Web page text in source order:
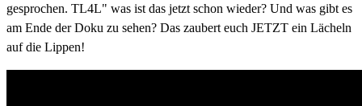
gesprochen. TL4L" was ist das jetzt schon wieder? Und was gibt es
am Ende der Doku zu sehen? Das zaubert euch JETZT ein Lächeln
auf die Lippen!